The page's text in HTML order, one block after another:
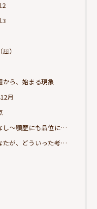
）
から、始まる現象
月
歴にも品位にこだわりたい
考えの治療をお求めになられるのか？